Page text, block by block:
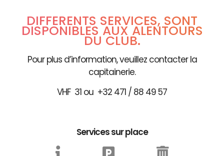
DIFFÉRENTS SERVICES, SONT
DISPONIBLES AUX ALENTOURS
DU CLUB.
Pour plus d’information, veuillez contacter la
capitainerie.
VHF 31 ou +32 471 / 88 49 57
Services sur place